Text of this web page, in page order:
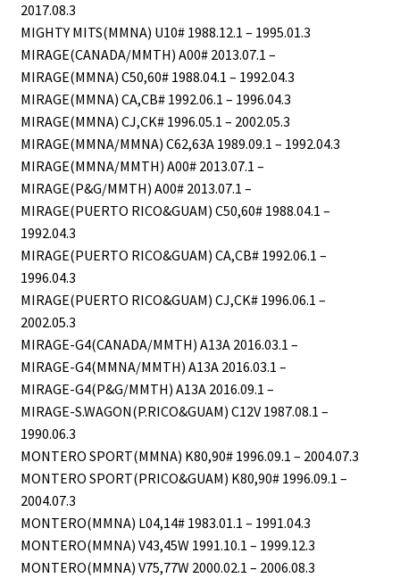
2017.08.3
MIGHTY MITS(MMNA) U10# 1988.12.1 – 1995.01.3
MIRAGE(CANADA/MMTH) A00# 2013.07.1 –
MIRAGE(MMNA) C50,60# 1988.04.1 – 1992.04.3
MIRAGE(MMNA) CA,CB# 1992.06.1 – 1996.04.3
MIRAGE(MMNA) CJ,CK# 1996.05.1 – 2002.05.3
MIRAGE(MMNA/MMNA) C62,63A 1989.09.1 – 1992.04.3
MIRAGE(MMNA/MMTH) A00# 2013.07.1 –
MIRAGE(P&G/MMTH) A00# 2013.07.1 –
MIRAGE(PUERTO RICO&GUAM) C50,60# 1988.04.1 –
1992.04.3
MIRAGE(PUERTO RICO&GUAM) CA,CB# 1992.06.1 –
1996.04.3
MIRAGE(PUERTO RICO&GUAM) CJ,CK# 1996.06.1 –
2002.05.3
MIRAGE-G4(CANADA/MMTH) A13A 2016.03.1 –
MIRAGE-G4(MMNA/MMTH) A13A 2016.03.1 –
MIRAGE-G4(P&G/MMTH) A13A 2016.09.1 –
MIRAGE-S.WAGON(P.RICO&GUAM) C12V 1987.08.1 –
1990.06.3
MONTERO SPORT(MMNA) K80,90# 1996.09.1 – 2004.07.3
MONTERO SPORT(PRICO&GUAM) K80,90# 1996.09.1 –
2004.07.3
MONTERO(MMNA) L04,14# 1983.01.1 – 1991.04.3
MONTERO(MMNA) V43,45W 1991.10.1 – 1999.12.3
MONTERO(MMNA) V75,77W 2000.02.1 – 2006.08.3